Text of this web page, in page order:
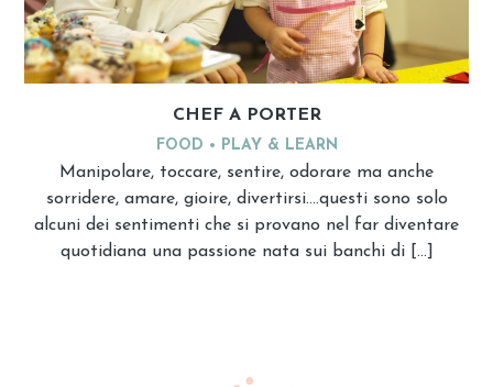
CHEF A PORTER
FOOD PLAY & LEARN
Manipolare, toccare, sentire, odorare ma anche
sorridere, amare, gioire, divertirsi….questi sono solo
alcuni dei sentimenti che si provano nel far diventare
quotidiana una passione nata sui banchi di […]